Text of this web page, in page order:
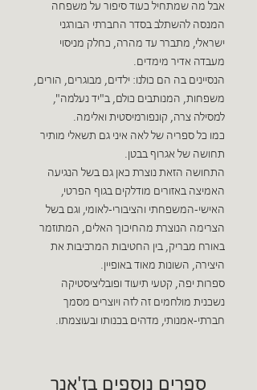
אבל מה שמתחיל כעוד סיפור על משפחה
המנסה להשתלב בסדר החברתי הבורגני
ישראלי, מתברר עד מהרה, כחלק מניסוי
מעבדה אדיר מימדים.
הנסיינים בה הם כולנו: ילדים, מבוגרים, הורים,
משפחות, המנותבים כולם, ב"יד נעלמה",
למסילה צרה, קונפורמיסטית ואלימה.
כמו כל ספריה של לאה איני גם תשאלי מותיר
תחושה של אגרוף בבטן.
התחושה הזאת נוצרת כאן גם בשל הנגיעה
האמיצה באזורים מודלקים בגוף הפרטי,
האישי-המשפחתי והציבורי-לאומי, וגם בשל
הצרימה הנוצרת מהחיכוך האלים, המתוזמר
באורח מבריק, בין החטיבות המרכיבות את
היצירה, השונות מאוד באופיין.
ספרות יפה, קטעי תיעוד ופובליציסטיקה
נשכנית מולחמים זה לזה ויוצרים מסמך
חברתי-אמנותי, מדהים בכנותו ובעוצמתו.
ספרים נוספים בז'אנר